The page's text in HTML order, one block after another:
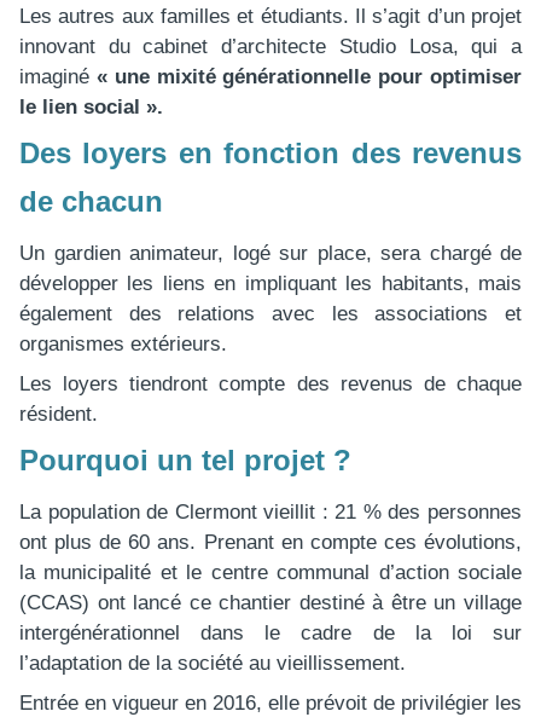
Les autres aux familles et étudiants. Il s’agit d’un projet
innovant du cabinet d’architecte Studio Losa, qui a
imaginé « une mixité générationnelle pour optimiser
le lien social ».
Des loyers en fonction des revenus
de chacun
Un gardien animateur, logé sur place, sera chargé de
développer les liens en impliquant les habitants, mais
également des relations avec les associations et
organismes extérieurs.
Les loyers tiendront compte des revenus de chaque
résident.
Pourquoi un tel projet ?
La population de Clermont vieillit : 21 % des personnes
ont plus de 60 ans. Prenant en compte ces évolutions,
la municipalité et le centre communal d’action sociale
(CCAS) ont lancé ce chantier destiné à être un village
intergénérationnel dans le cadre de la loi sur
l’adaptation de la société au vieillissement.
Entrée en vigueur en 2016, elle prévoit de privilégier les